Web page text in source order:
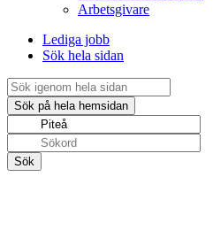
Arbetsgivare
Lediga jobb
Sök hela sidan